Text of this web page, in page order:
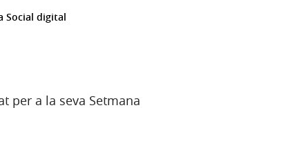
Social digital
per a la seva Setmana